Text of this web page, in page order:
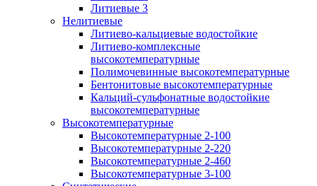
Литиевые 3
Нелитиевые
Литиево-кальциевые водостойкие
Литиево-комплексные
высокотемпературные
Полимочевинные высокотемпературные
Бентонитовые высокотемпературные
Кальций-сульфонатные водостойкие
высокотемпературные
Высокотемпературные
Высокотемпературные 2-100
Высокотемпературные 2-220
Высокотемпературные 2-460
Высокотемпературные 3-100